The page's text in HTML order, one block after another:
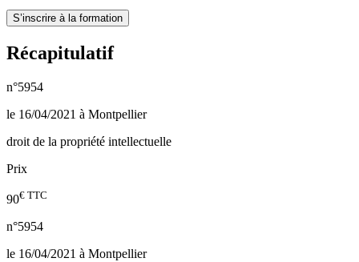
S’inscrire à la formation
Récapitulatif
n°5954
le 16/04/2021 à Montpellier
droit de la propriété intellectuelle
Prix
90€ TTC
n°5954
le 16/04/2021 à Montpellier